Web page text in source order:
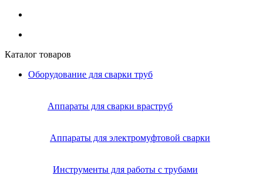
Каталог товаров
Оборудование для сварки труб
Аппараты для сварки враструб
Аппараты для электромуфтовой сварки
Инструменты для работы с трубами